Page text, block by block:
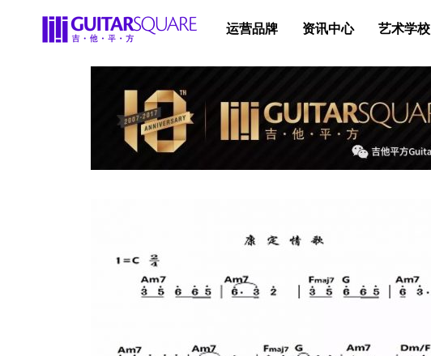
运营品牌 资讯中心 艺术学校